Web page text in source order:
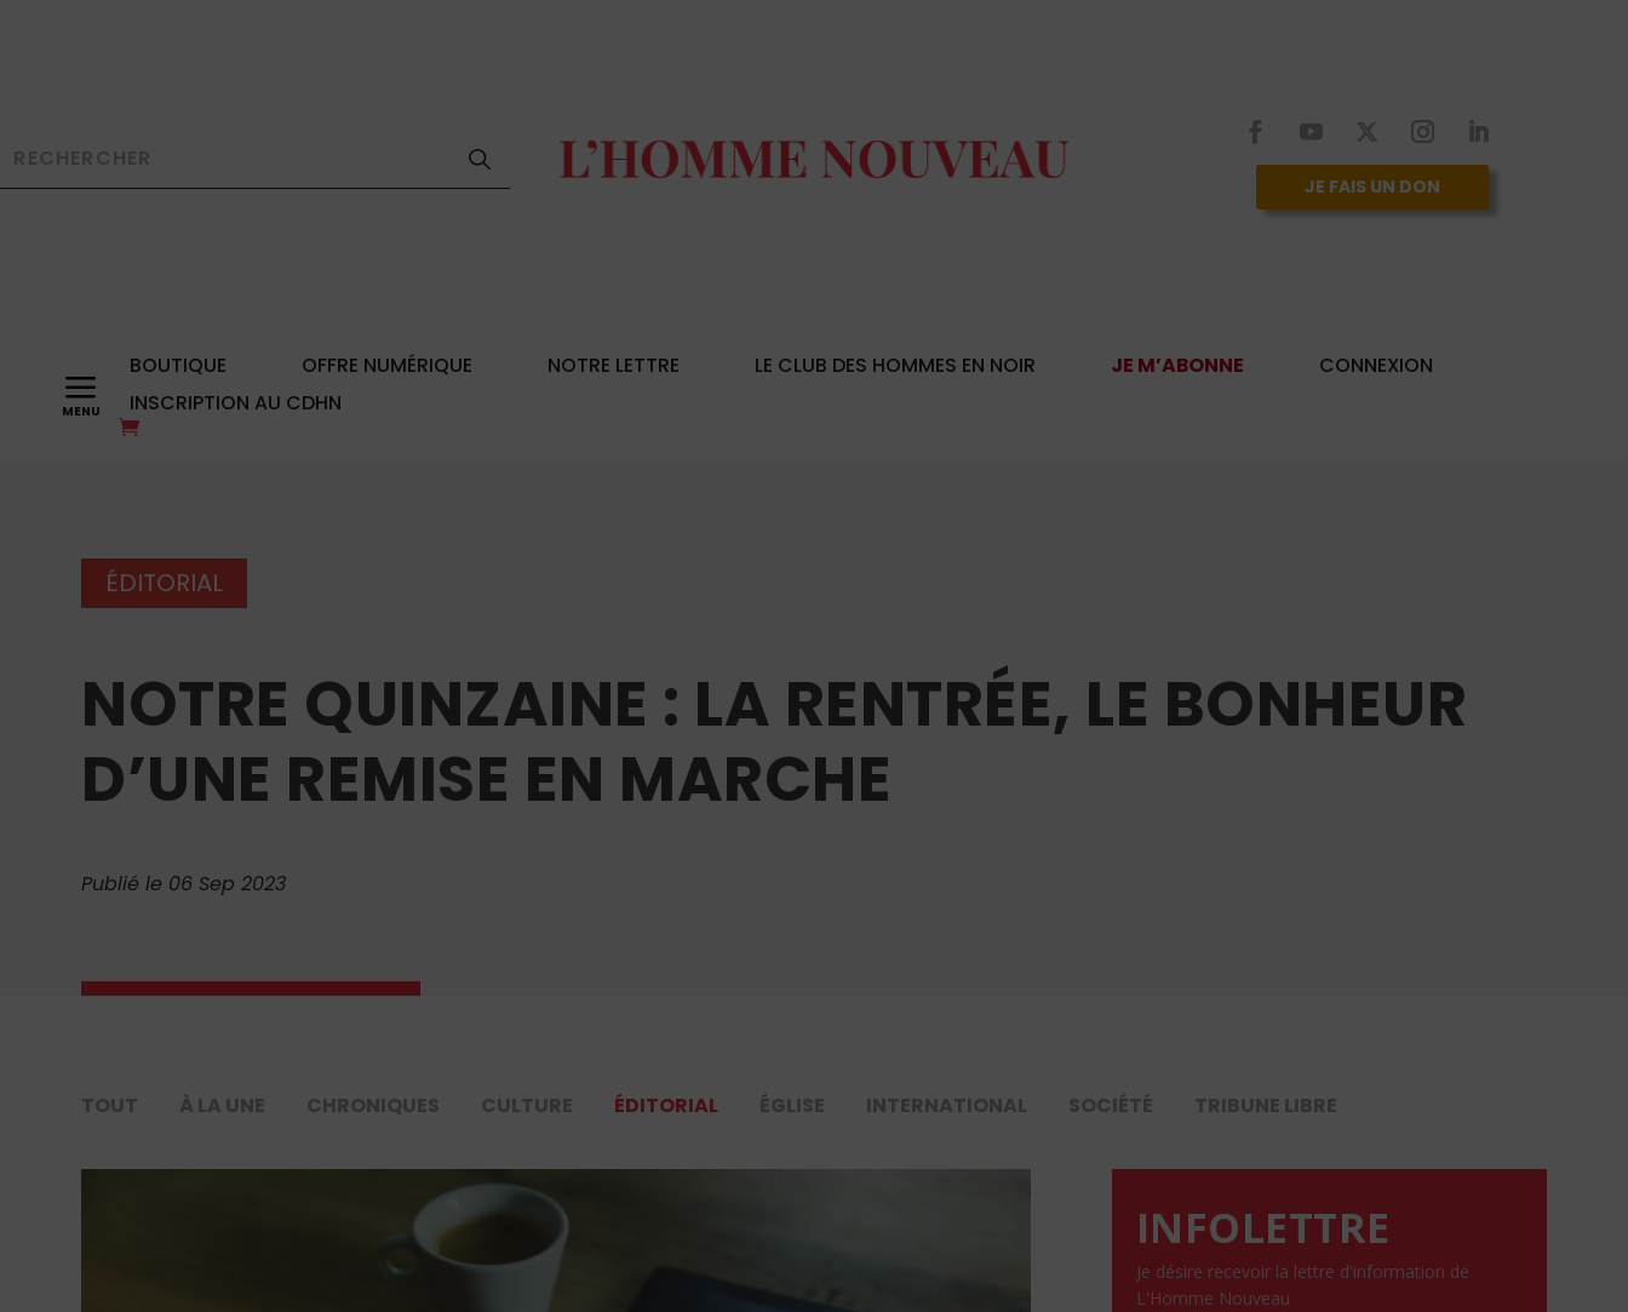
JE FAIS UN DON
a BOUTIQUE OFFRE NUMÉRIQUE NOTRE LETTRE LE CLUB DES HOMMES EN NOIR JE M’ABONNE
CONNEXION
INSCRIPTION AU CDHN
ÉDITORIAL
NOTRE QUINZAINE : LA RENTRÉE, LE BONHEUR
D’UNE REMISE EN MARCHE
Publié le 06 Sep 2023
TOUT À LA UNE CHRONIQUES CULTURE ÉDITORIAL ÉGLISE INTERNATIONAL SOCIÉTÉ TRIBUNE LIBRE
INFOLETTRE
Je désire recevoir la lettre d'information de
L'Homme Nouveau